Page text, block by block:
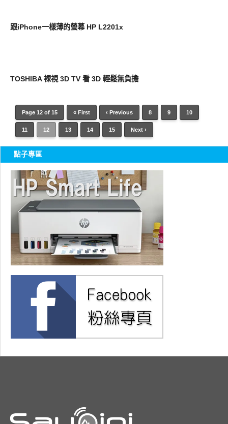
跟iPhone一樣薄的螢幕 HP L2201x
TOSHIBA 裸視 3D TV 看 3D 輕鬆無負擔
Page 12 of 15 « First ‹ Previous 8 9 10
11 12 13 14 15 Next ›
點子專區